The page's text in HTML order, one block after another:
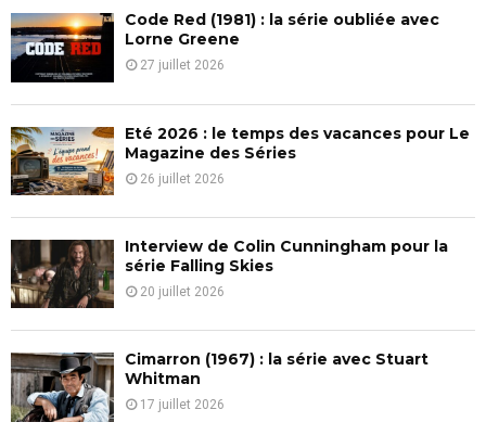
f
o
r
:
C
Code Red (1981) : la série oubliée avec
Lorne Greene
27 juillet 2026
Eté 2026 : le temps des vacances pour Le
Magazine des Séries
26 juillet 2026
Interview de Colin Cunningham pour la
série Falling Skies
20 juillet 2026
Cimarron (1967) : la série avec Stuart
Whitman
17 juillet 2026